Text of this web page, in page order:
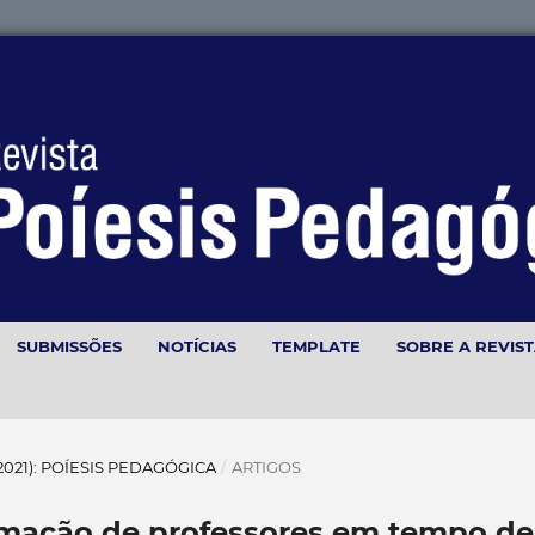
SUBMISSÕES NOTÍCIAS TEMPLATE SOBRE A
POÍESIS PEDAGÓGICA / ARTIGOS